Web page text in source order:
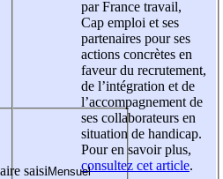
saisi
par France travail,
Cap emploi et ses
partenaires pour ses
actions concrètes en
faveur du recrutement,
de l’intégration et de
l’accompagnement de
ses collaborateurs en
situation de handicap.
Pour en savoir plus,
consultez cet article.